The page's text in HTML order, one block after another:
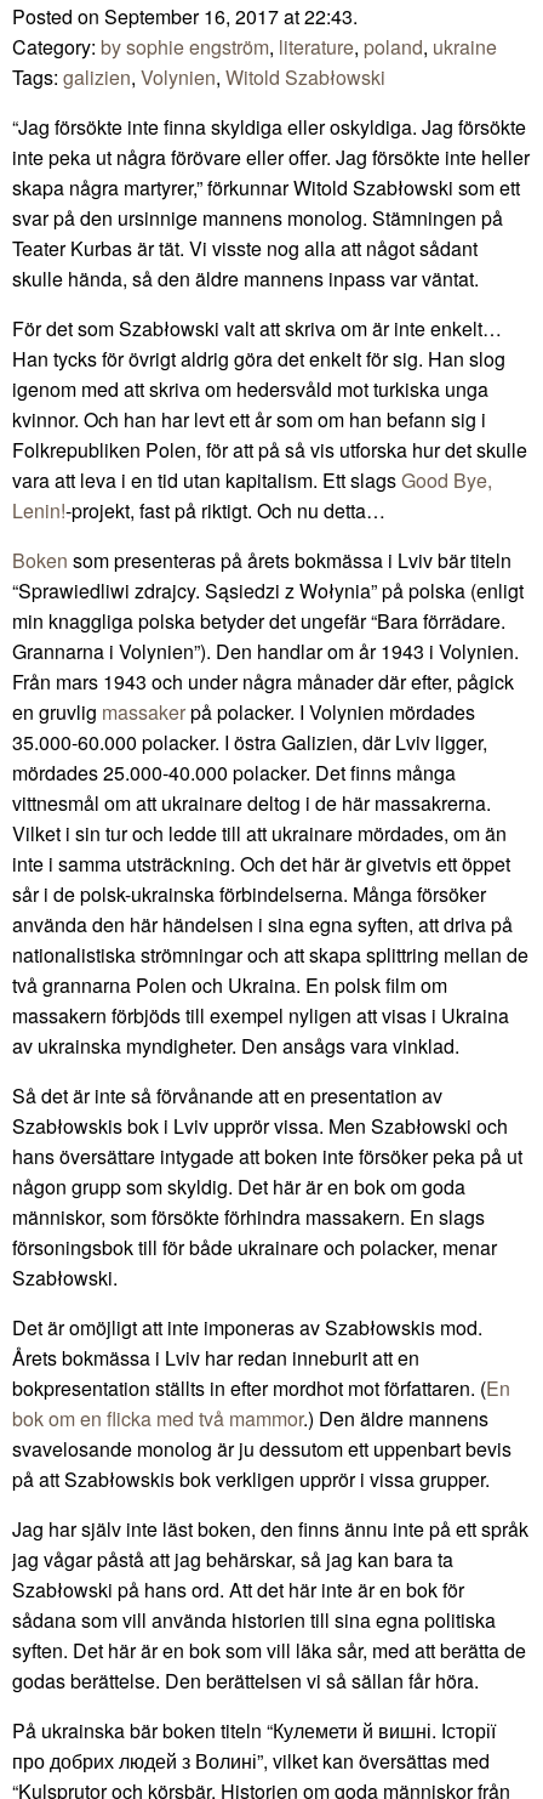
Posted on September 16, 2017 at 22:43.
Category: by sophie engström, literature, poland, ukraine
Tags: galizien, Volynien, Witold Szabłowski
“Jag försökte inte finna skyldiga eller oskyldiga. Jag försökte
inte peka ut några förövare eller offer. Jag försökte inte heller
skapa några martyrer,” förkunnar Witold Szabłowski som ett
svar på den ursinnige mannens monolog. Stämningen på
Teater Kurbas är tät. Vi visste nog alla att något sådant
skulle hända, så den äldre mannens inpass var väntat.
För det som Szabłowski valt att skriva om är inte enkelt…
Han tycks för övrigt aldrig göra det enkelt för sig. Han slog
igenom med att skriva om hedersvåld mot turkiska unga
kvinnor. Och han har levt ett år som om han befann sig i
Folkrepubliken Polen, för att på så vis utforska hur det skulle
vara att leva i en tid utan kapitalism. Ett slagsGood Bye,
Lenin!-projekt, fast på riktigt. Och nu detta…
Boken som presenteras på årets bokmässa i Lviv bär titeln
“Sprawiedliwi zdrajcy. Sąsiedzi z Wołynia” på polska (enligt
min knaggliga polska betyder det ungefär “Bara förrädare.
Grannarna i Volynien”). Den handlar om år 1943 i Volynien.
Från mars 1943 och under några månader där efter, pågick
en gruvlig massakerpå polacker. I Volynien mördades
35.000-60.000 polacker. I östra Galizien, där Lviv ligger,
mördades 25.000-40.000 polacker. Det finns många
vittnesmål om att ukrainare deltog i de här massakrerna.
Vilket i sin tur och ledde till att ukrainare mördades, om än
inte i samma utsträckning. Och det här är givetvis ett öppet
sår i de polsk-ukrainska förbindelserna. Många försöker
använda den här händelsen i sina egna syften, att driva på
nationalistiska strömningar och att skapa splittring mellan de
två grannarna Polen och Ukraina. En polsk film om
massakern förbjöds till exempel nyligen att visas i Ukraina
av ukrainska myndigheter. Den ansågs vara vinklad.
Så det är inte så förvånande att en presentation av
Szabłowskis bok i Lviv upprör vissa. Men Szabłowski och
hans översättare intygade att boken inte försöker peka på ut
någon grupp som skyldig. Det här är en bok om goda
människor, som försökte förhindra massakern. En slags
försoningsbok till för både ukrainare och polacker, menar
Szabłowski.
Det är omöjligt att inte imponeras av Szabłowskis mod.
Årets bokmässa i Lviv har redan inneburit att en
bokpresentation ställts in efter mordhot mot författaren. (En
bok om en flicka med två mammor.) Den äldre mannens
svavelosande monolog är ju dessutom ett uppenbart bevis
på att Szabłowskis bok verkligen upprör i vissa grupper.
Jag har själv inte läst boken, den finns ännu inte på ett språk
jag vågar påstå att jag behärskar, så jag kan bara ta
Szabłowski på hans ord. Att det här inte är en bok för
sådana som vill använda historien till sina egna politiska
syften. Det här är en bok som vill läka sår, med att berätta de
godas berättelse. Den berättelsen vi så sällan får höra.
På ukrainska bär boken titeln “Кулемети й вишні. Історії
про добрих людей з Волині”, vilket kan översättas med
“Kulsprutor och körsbär. Historien om goda människor från